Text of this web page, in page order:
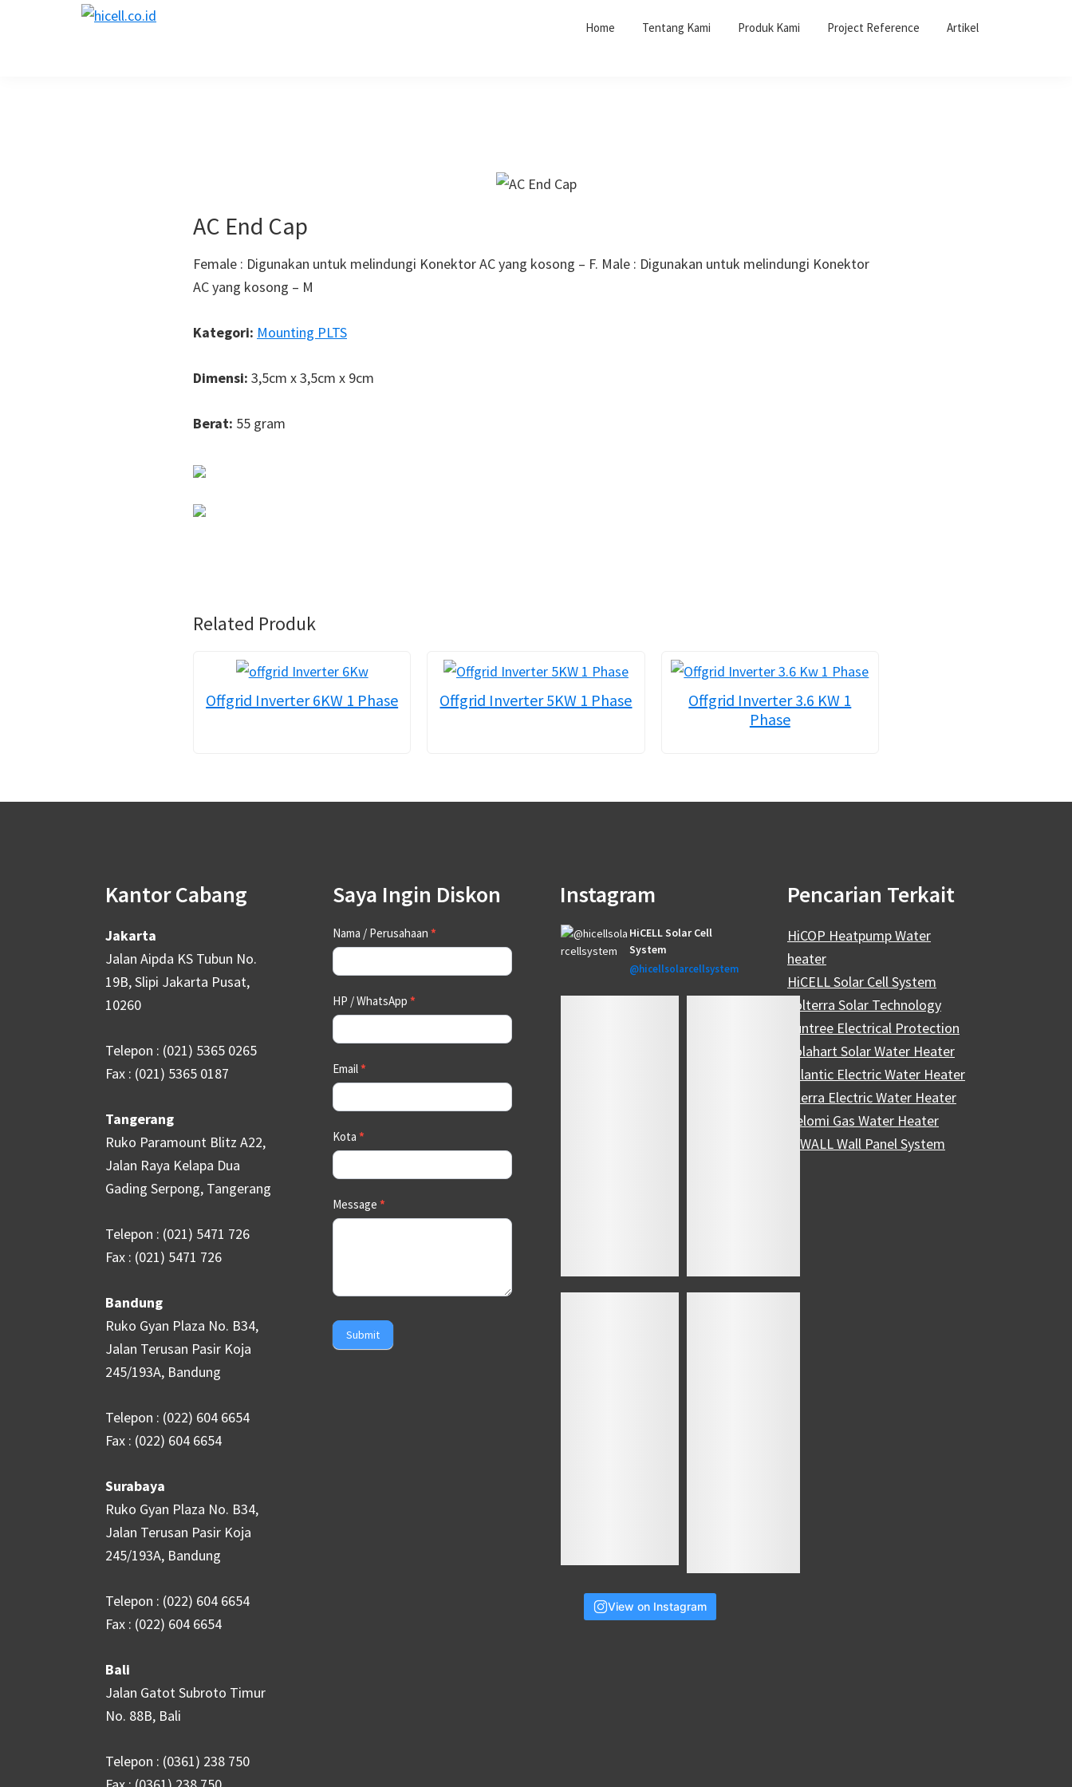
Home Tentang Kami Produk Kami Project Reference Artikel
AC End Cap
Female : Digunakan untuk melindungi Konektor AC yang kosong – F. Male : Digunakan untuk melindungi Konektor
AC yang kosong – M
Kategori: Mounting PLTS
Dimensi: 3,5cm x 3,5cm x 9cm
Berat: 55 gram
Related Produk
Offgrid Inverter 6KW 1 Phase Offgrid Inverter 5KW 1 Phase
Offgrid Inverter 3.6 KW 1
Phase
Kantor Cabang
Jakarta
Jalan Aipda KS Tubun No.
19B, Slipi Jakarta Pusat,
10260
Telepon : (021) 5365 0265
Fax : (021) 5365 0187
Tangerang
Ruko Paramount Blitz A22,
Jalan Raya Kelapa Dua
Gading Serpong, Tangerang
Telepon : (021) 5471 726
Fax : (021) 5471 726
Bandung
Ruko Gyan Plaza No. B34,
Jalan Terusan Pasir Koja
245/193A, Bandung
Telepon : (022) 604 6654
Fax : (022) 604 6654
Surabaya
Ruko Gyan Plaza No. B34,
Jalan Terusan Pasir Koja
245/193A, Bandung
Telepon : (022) 604 6654
Fax : (022) 604 6654
Bali
Jalan Gatot Subroto Timur
No. 88B, Bali
Telepon : (0361) 238 750
Saya Ingin Diskon
Contact
Us
Nama / Perusahaan *
HP / WhatsApp *
Email*
Kota *
Message *
Submit
Instagram
HiCELL Solar Cell
System
@hicellsolarcellsystem
View on Instagram
Pencarian Terkait
HiCOP Heatpump Water
heater
HiCELL Solar Cell System
Solterra Solar Technology
Suntree Electrical Protection
Solahart Solar Water Heater
Atlantic Electric Water Heater
Eterra Electric Water Heater
Belomi Gas Water Heater
HiWALL Wall Panel System